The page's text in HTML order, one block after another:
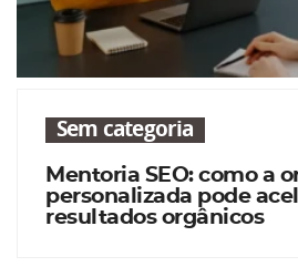
Sem categoria
Mentoria SEO: como a
personalizada pode
resultados orgânicos